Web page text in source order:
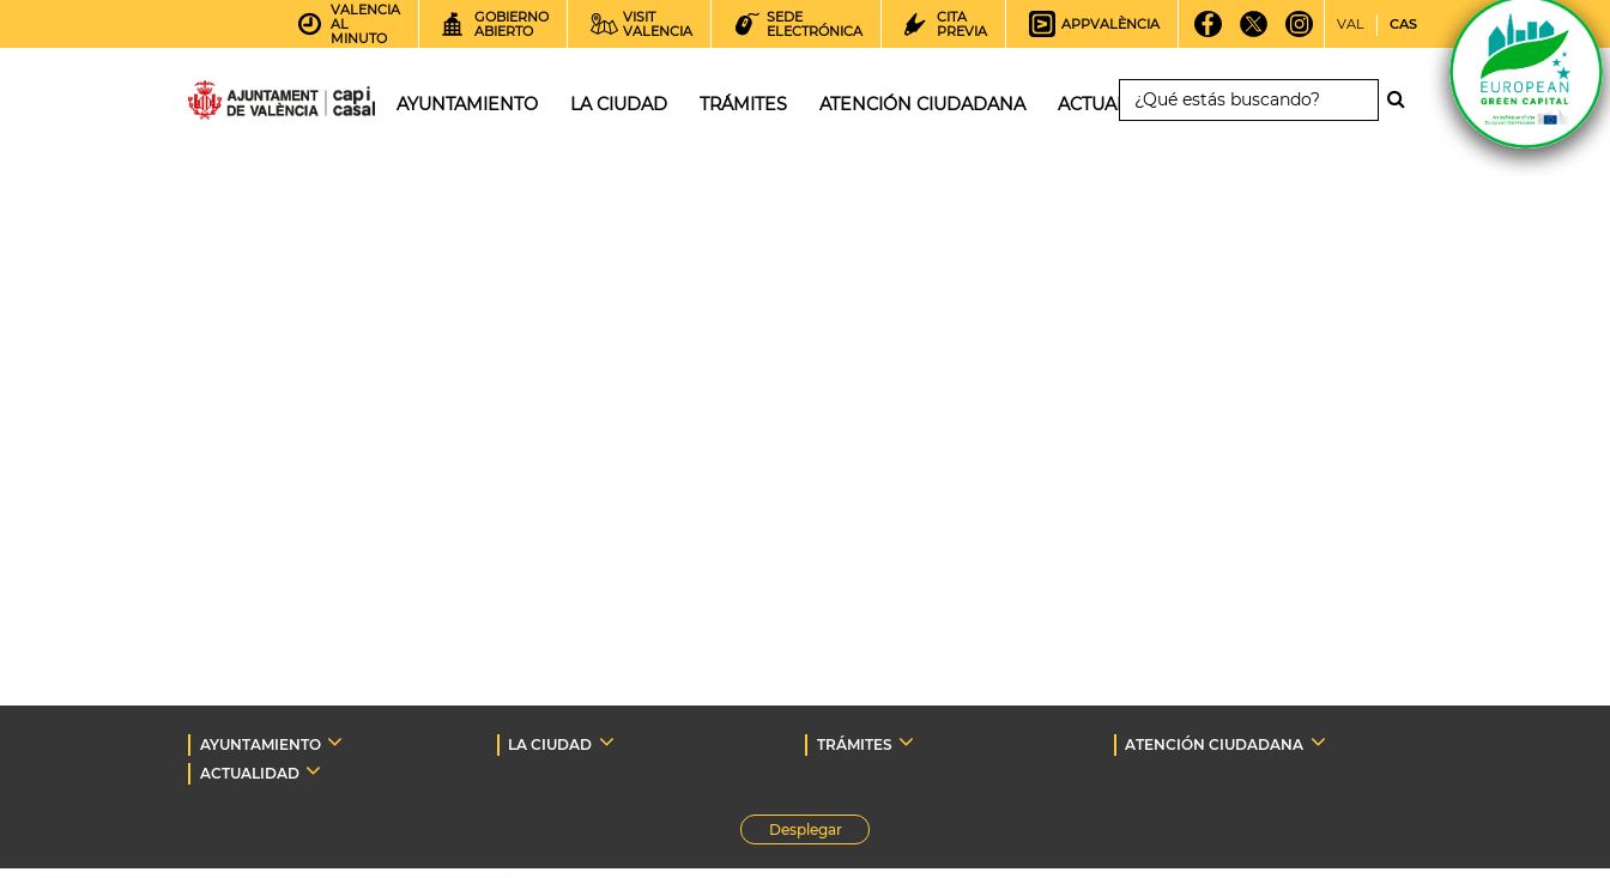
VALENCIA
AL
MINUTO
GOBIERNO
ABIERTO
VISIT
VALENCIA
SEDE
ELECTRÓNICA
CITA
PREVIA
APPVALÈNCIA VAL CAS
AYUNTAMIENTO LA CIUDAD TRÁMITES ATENCIÓN CIUDADANA ACTUALIDAD
AYUNTAMIENTO LA CIUDAD TRÁMITES
ATENCIÓN CIUDADANA
ACTUALIDAD
Desplegar